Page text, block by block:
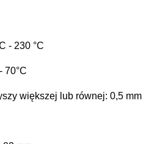
- 230 °C
- 70°C
większej lub równej: 0,5 mm